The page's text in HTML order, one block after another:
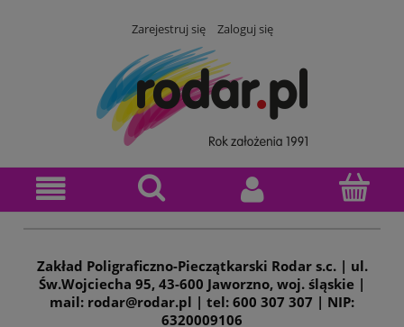
Zarejestruj się Zaloguj się
Zakład Poligraficzno-Pieczątkarski Rodar s.c. | ul.
Św.Wojciecha 95, 43-600 Jaworzno, woj. śląskie |
mail: rodar@rodar.pl | tel: 600 307 307 | NIP:
6320009106